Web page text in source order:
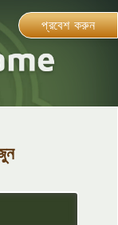
প্রবেশ করুন